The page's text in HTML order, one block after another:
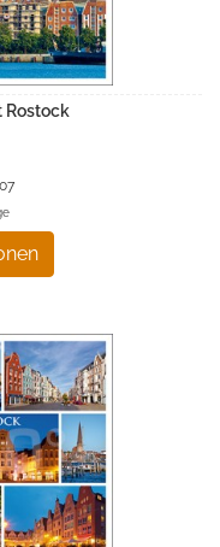
Rostock